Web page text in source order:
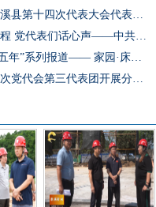
中国共产党辰溪县第十四次代表大会代表团第二次会议开展分团讨论
蓝图绘就启新程 党代表们话心声——中共辰溪县第十四次党代会代表访谈
“聚焦党代会·五年”系列报道—— 家园·床位·课桌三个坐标读懂辰溪民生温度
辰溪县第十四次党代会第三代表团开展分团讨论